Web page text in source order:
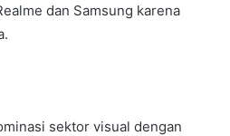
dan Samsung karena
sektor visual dengan